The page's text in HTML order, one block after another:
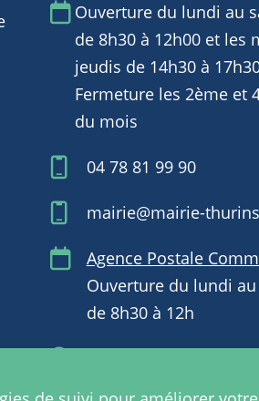
Ouverture du lundi au
de 8h30 à 12h00 et les
jeudis de 14h30 à
Fermeture les 2ème et
du mois
04 78 81 99 90
mairie@mairie-
Agence Postale
Ouverture du lundi
de 8h30 à 12h